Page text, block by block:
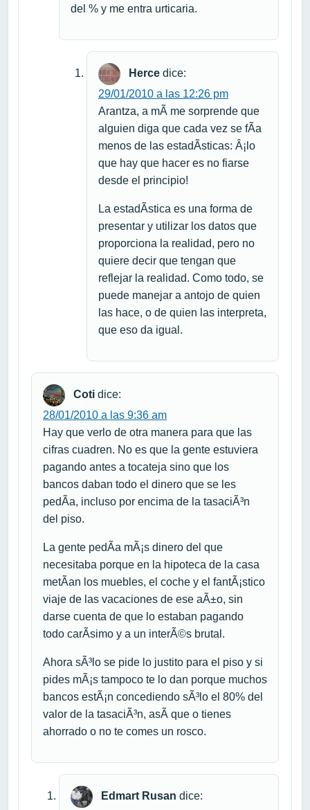
del % y me entra urticaria.
Herce dice:
29/01/2010 a las 12:26 pm
Arantza, a mÃ­ me sorprende que
alguien diga que cada vez se fÃ­a
menos de las estadÃ­sticas: Â¡lo
que hay que hacer es no fiarse
desde el principio!
La estadÃ­stica es una forma de
presentar y utilizar los datos que
proporciona la realidad, pero no
quiere decir que tengan que
reflejar la realidad. Como todo, se
puede manejar a antojo de quien
las hace, o de quien las interpreta,
que eso da igual.
Coti dice:
28/01/2010 a las 9:36 am
Hay que verlo de otra manera para que las
cifras cuadren. No es que la gente estuviera
pagando antes a tocateja sino que los
bancos daban todo el dinero que se les
pedÃ­a, incluso por encima de la tasaciÃ³n
del piso.
La gente pedÃ­a mÃ¡s dinero del que
necesitaba porque en la hipoteca de la casa
metÃ­an los muebles, el coche y el fantÃ¡stico
viaje de las vacaciones de ese aÃ±o, sin
darse cuenta de que lo estaban pagando
todo carÃ­simo y a un interÃ©s brutal.
Ahora sÃ³lo se pide lo justito para el piso y si
pides mÃ¡s tampoco te lo dan porque muchos
bancos estÃ¡n concediendo sÃ³lo el 80% del
valor de la tasaciÃ³n, asÃ­ que o tienes
ahorrado o no te comes un rosco.
Edmart Rusan dice: